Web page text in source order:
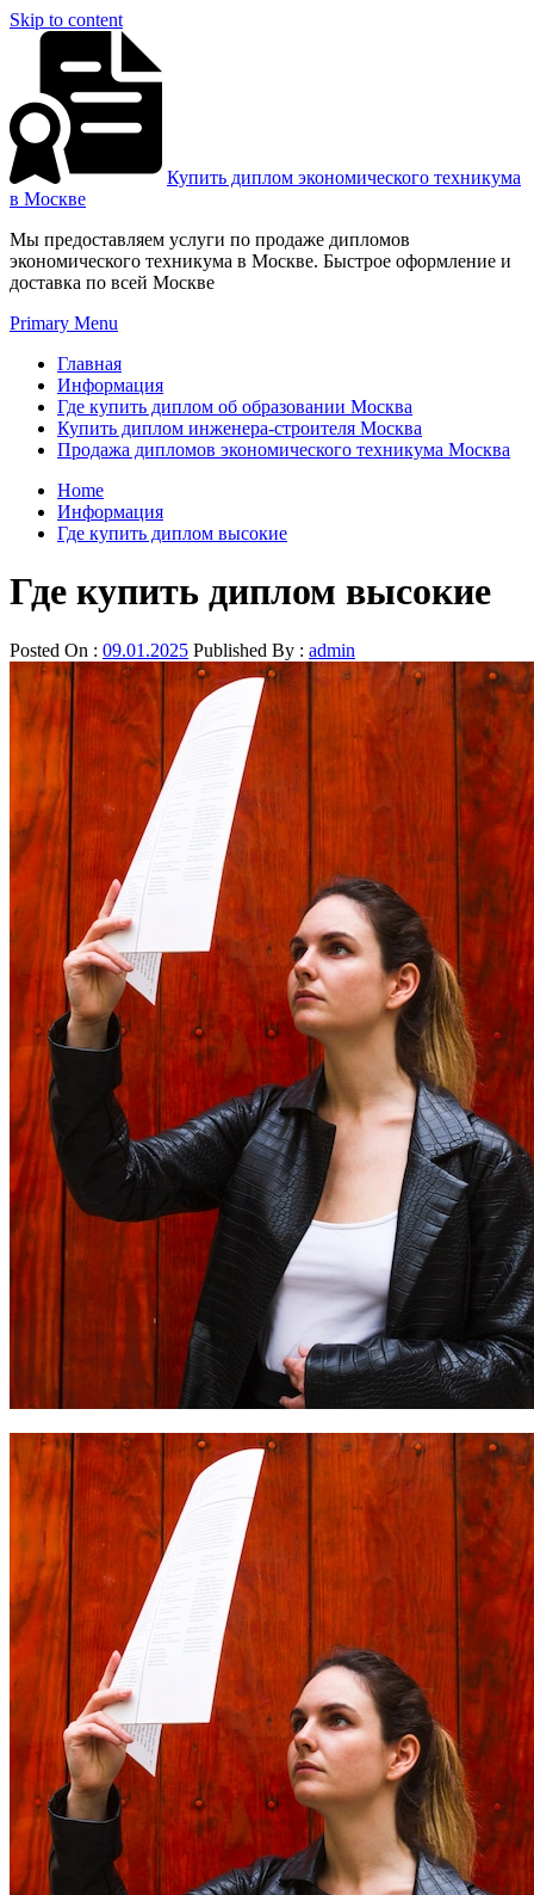
Skip to content
Купить диплом экономического техникума
в Москве
Мы предоставляем услуги по продаже дипломов
экономического техникума в Москве. Быстрое оформление и
доставка по всей Москве
Primary Menu
Главная
Информация
Где купить диплом об образовании Москва
Купить диплом инженера-строителя Москва
Продажа дипломов экономического техникума Москва
Home
Информация
Где купить диплом высокие
Где купить диплом высокие
Posted On : 09.01.2025 Published By : admin